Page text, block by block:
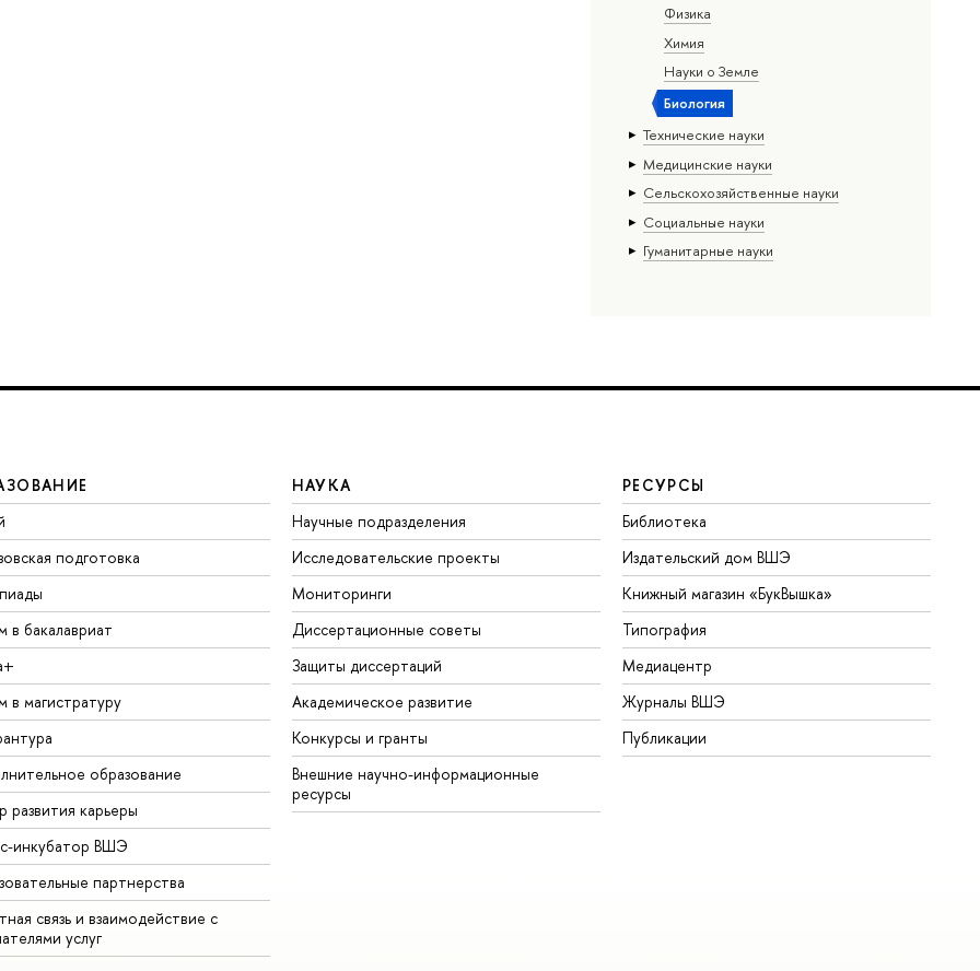
Физика
Химия
Науки о Земле
Биология
Тех­ничес­кие науки
Медицинские науки
Сельскохозяйственные науки
Социальные науки
Гуманитарные науки
подготовка
в бакалавриат
в магистратуру
образование
развития карьеры
инкубатор ВШЭ
партнерства
связь и взаимодействие с
услуг
НАУКА
Научные подразделения
Исследовательские проекты
Мониторинги
Диссертационные советы
Защиты диссертаций
Академическое развитие
Конкурсы и гранты
Внешние научно-информационные
ресурсы
РЕСУРСЫ
Библиотека
Издательский дом ВШЭ
Книжный магазин «БукВышка»
Типография
Медиацентр
Журналы ВШЭ
Публикации